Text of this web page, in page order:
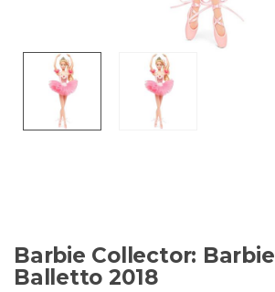
Barbie Collector: Barbie
Balletto 2018